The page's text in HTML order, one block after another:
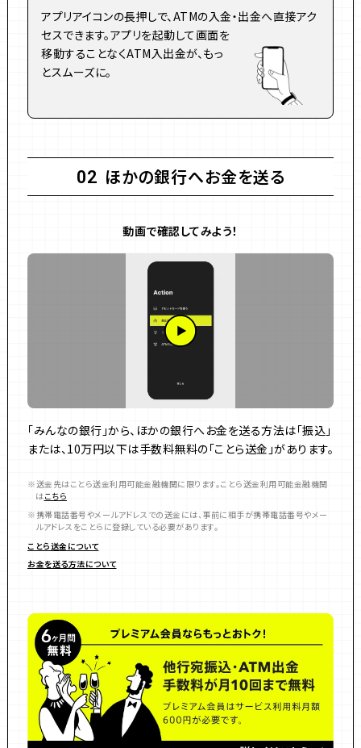
アプリアイコンの長押しで、ATMの入金・出金へ直接アク
セスできます。アプリを起動して画面を
移動することなくATM入出金が、もっ
とスムーズに。
02 ほかの銀行へお金を送る
動画で確認してみよう！
「みんなの銀行」から、ほかの銀行へお金を送る方法は「振込」
または、10万円以下は手数料無料の「ことら送金」があります。
送金先はことら送金利用可能金融機関に限ります。ことら送金利用可能金融機関
はこちら
携帯電話番号やメールアドレスでの送金には、事前に相手が携帯電話番号やメー
ルアドレスをことらに登録している必要があります。
ことら送金について
お金を送る方法について